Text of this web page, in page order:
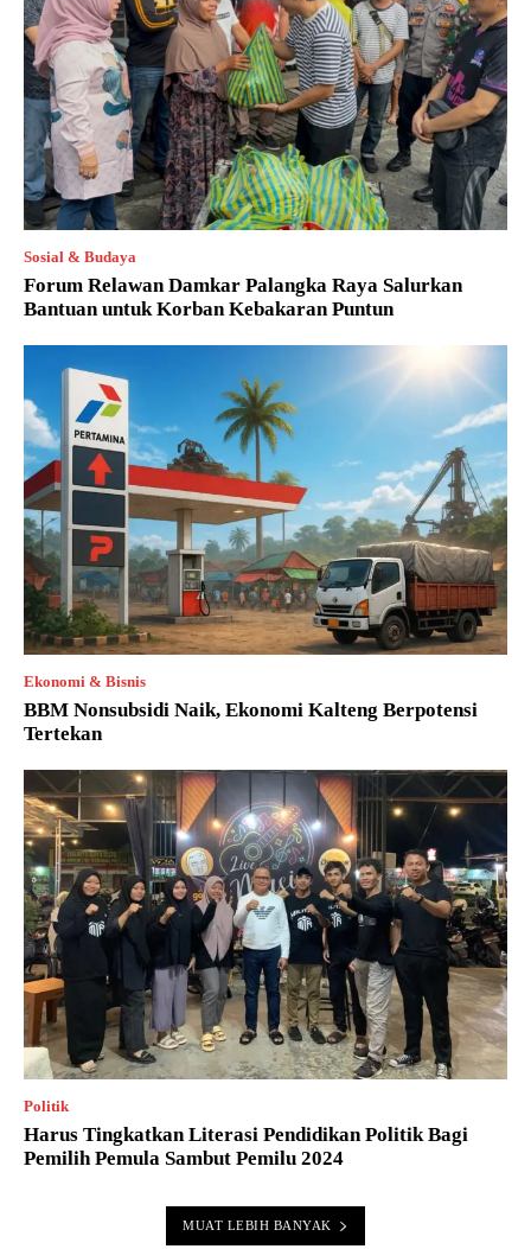
Sosial & Budaya
Forum Relawan Damkar Palangka Raya Salurkan
Bantuan untuk Korban Kebakaran Puntun
Ekonomi & Bisnis
BBM Nonsubsidi Naik, Ekonomi Kalteng Berpotensi
Tertekan
Politik
Harus Tingkatkan Literasi Pendidikan Politik Bagi
Pemilih Pemula Sambut Pemilu 2024
MUAT LEBIH BANYAK